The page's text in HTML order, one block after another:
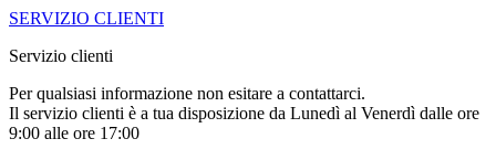
SERVIZIO CLIENTI
Servizio clienti
Per qualsiasi informazione non esitare a contattarci.
Il servizio clienti è a tua disposizione da Lunedì al Venerdì dalle ore
9:00 alle ore 17:00